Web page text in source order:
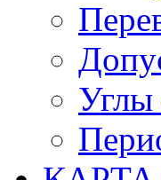
Углы